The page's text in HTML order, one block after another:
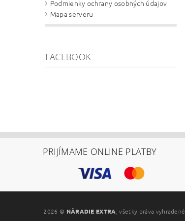
Podmienky ochrany osobných údajov
Mapa serveru
FACEBOOK
PRIJÍMAME ONLINE PLATBY
2026 © NÁRADIE EXTRA , všetky práva vyhradené